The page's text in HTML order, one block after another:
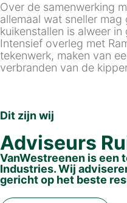
Over de samenwerking
allemaal wat sneller
kuikenstallen is alweer
Intensief overleg met
tekenwerk, maken van
verbranden van de
Dit zijn wij
Adviseurs
VanWestreenen is een
Industries. Wij
gericht op het beste